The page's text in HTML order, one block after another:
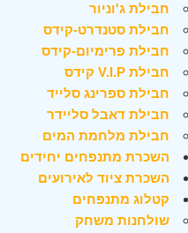
חבילת ג'וניור
חבילת סטנדרט-קידס
חבילת פרימיום-קידס
חבילת V.I.P קידס
חבילת ספרינג סלייד
חבילת דאבל סליידר
חבילת מלחמת המים
השכרת מתנפחים יחידים
השכרת ציוד לאירועים
קטלוג מתנפחים
שולחנות משחק